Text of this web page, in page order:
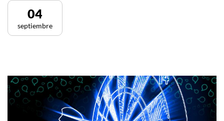
04
septiembre